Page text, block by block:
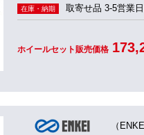
在庫・納期 取寄せ品 3-5営業
ホイールセット販売価格
（